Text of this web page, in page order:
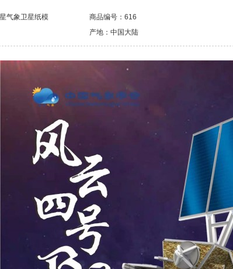
气象卫星纸模 商品编号：616
产地：中国大陆